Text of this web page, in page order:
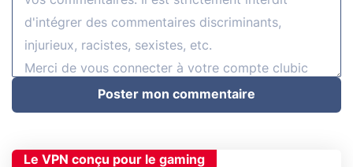
Poster mon commentaire
Le VPN conçu pour le gaming